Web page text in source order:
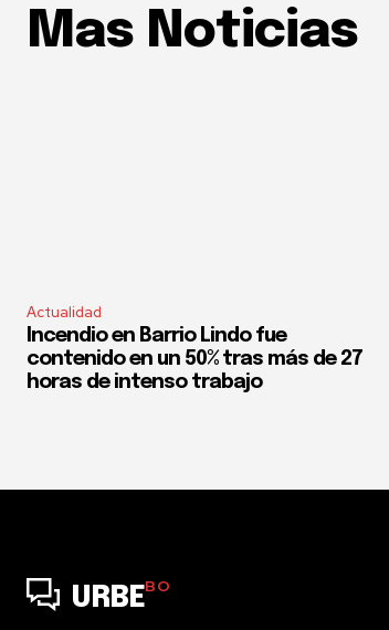
Mas Noticias
Actualidad
Incendio en Barrio Lindo fue
contenido en un 50% tras más de 27
horas de intenso trabajo
URBEBO